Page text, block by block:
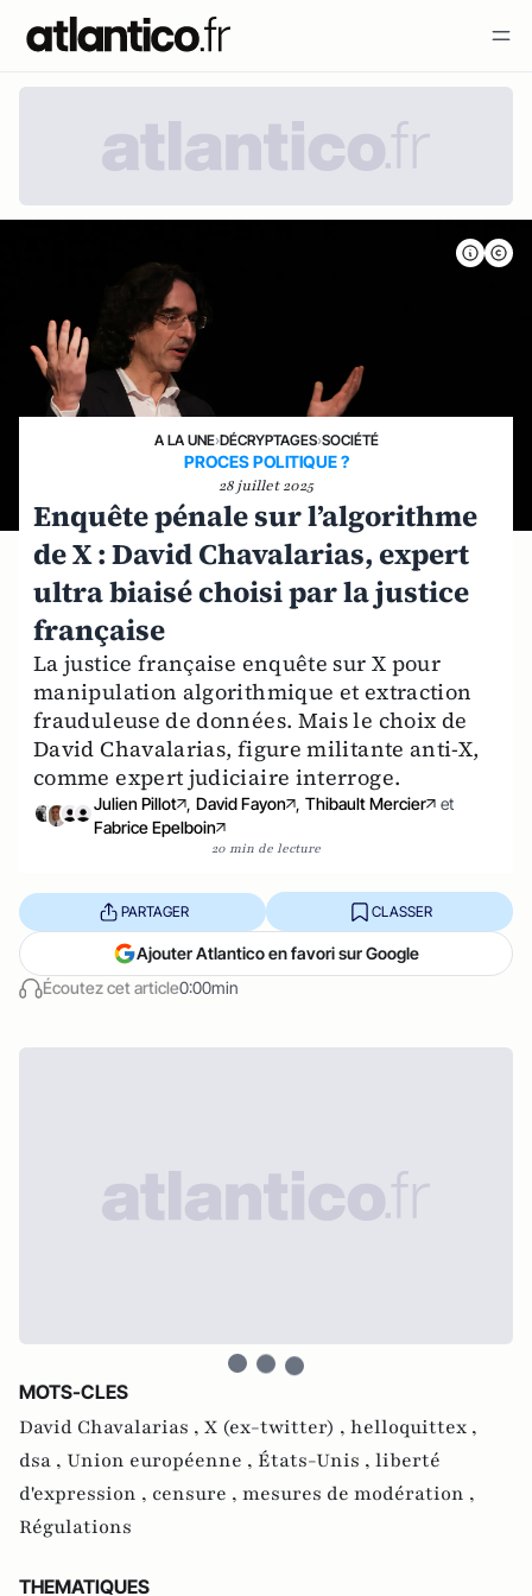
A LA UNE›DÉCRYPTAGES›SOCIÉTÉ
PROCES POLITIQUE ?
28 juillet 2025
Enquête pénale sur l’algorithme
de X : David Chavalarias, expert
ultra biaisé choisi par la justice
française
La justice française enquête sur X pour
manipulation algorithmique et extraction
frauduleuse de données. Mais le choix de
David Chavalarias, figure militante anti-X,
comme expert judiciaire interroge.
Julien Pillot , David Fayon , Thibault Mercier
et
Fabrice Epelboin
20 min de lecture
Écoutez cet article0:00min
PARTAGER CLASSER
Ajouter Atlantico en favori sur Google
MOTS-CLES
David Chavalarias , X (ex-twitter) , helloquittex ,
dsa , Union européenne , États-Unis , liberté
d'expression , censure , mesures de modération ,
Régulations
THEMATIQUES